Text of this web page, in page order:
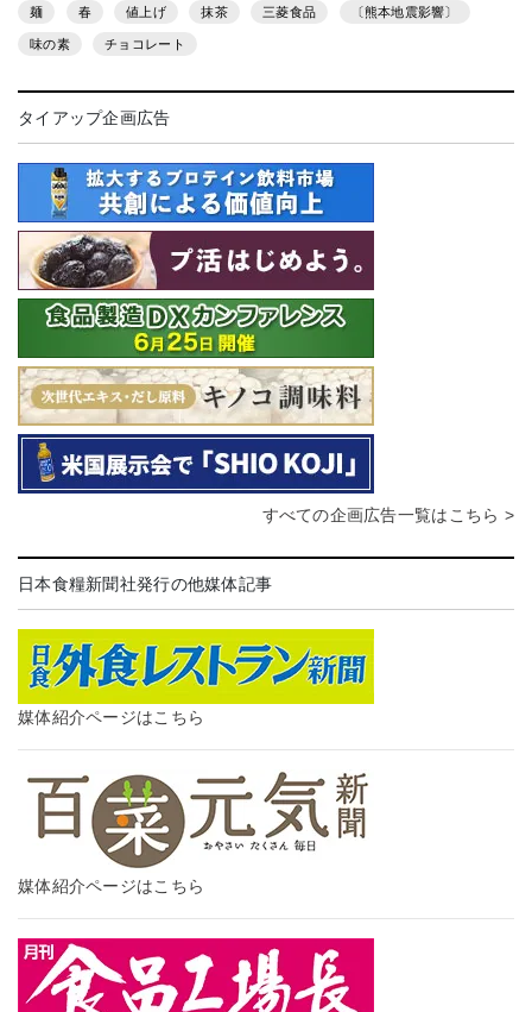
麺 春 値上げ 抹茶 三菱食品 〔熊本地震影響〕
味の素 チョコレート
タイアップ企画広告
すべての企画広告一覧はこちら >
日本食糧新聞社発行の他媒体記事
媒体紹介ページはこちら
媒体紹介ページはこちら